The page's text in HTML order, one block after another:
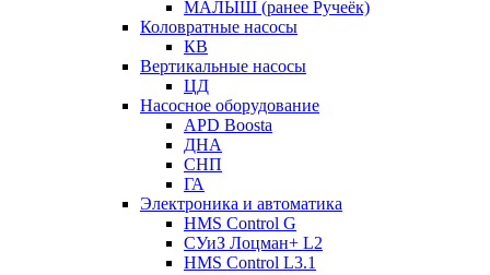
МАЛЫШ (ранее Ручеёк)
Коловратные насосы
КВ
Вертикальные насосы
ЦД
Насосное оборудование
APD Boosta
ДНА
СНП
ГА
Электроника и автоматика
HMS Control G
СУиЗ Лоцман+ L2
HMS Control L3.1